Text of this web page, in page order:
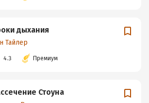
дыхания
Тайлер
4.3 Премиум
Стоуна